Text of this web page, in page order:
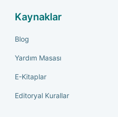
Kaynaklar
Blog
Yardım Masası
E-Kitaplar
Editoryal Kurallar